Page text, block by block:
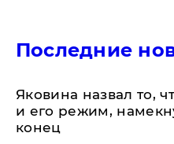
Последние
Яковина назвал то,
и его режим,
конец